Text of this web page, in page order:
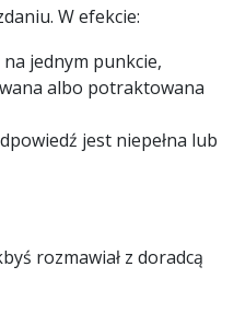
W efekcie:
jednym punkcie,
albo potraktowana
jest niepełna lub
rozmawiał z doradcą